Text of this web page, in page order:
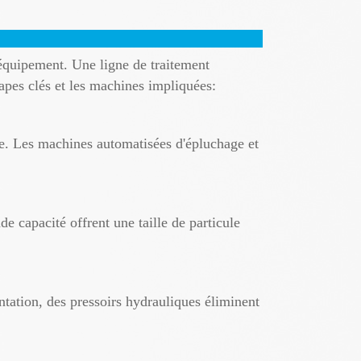
Une ligne de traitement
clés et les machines impliquées:
Les machines automatisées d'épluchage et
capacité offrent une taille de particule
des pressoirs hydrauliques éliminent